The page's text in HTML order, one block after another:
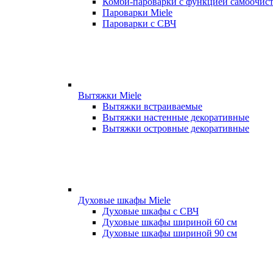
Пароварки Miele
Пароварки с СВЧ
Вытяжки Miele
Вытяжки встраиваемые
Вытяжки настенные декоративные
Вытяжки островные декоративные
Духовые шкафы Miele
Духовые шкафы с СВЧ
Духовые шкафы шириной 60 см
Духовые шкафы шириной 90 см